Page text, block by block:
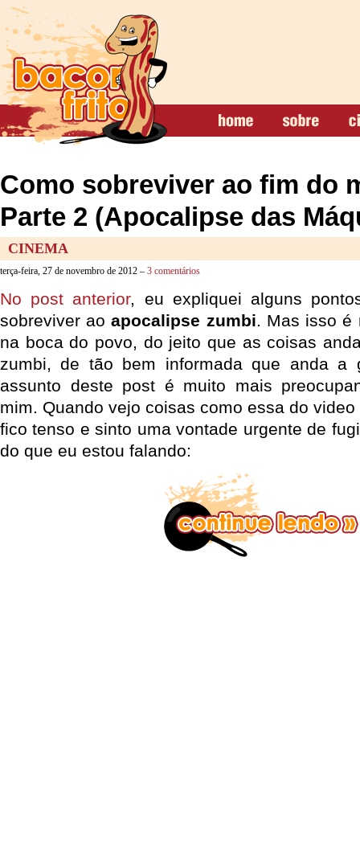
Como sobreviver ao fim do
Parte 2 (Apocalipse das
CINEMA
terça-feira, 27 de novembro de 2012 – 3 comentários
No post anterior, eu expliquei alguns
sobreviver aoapocalipse zumbi. Mas isso
na boca do povo, do jeito que as coisas
zumbi, de tão bem informada que anda a
assunto deste post é muito mais
mim. Quando vejo coisas como essa do
fico tenso e sinto uma vontade urgente de
do que eu estou falando: